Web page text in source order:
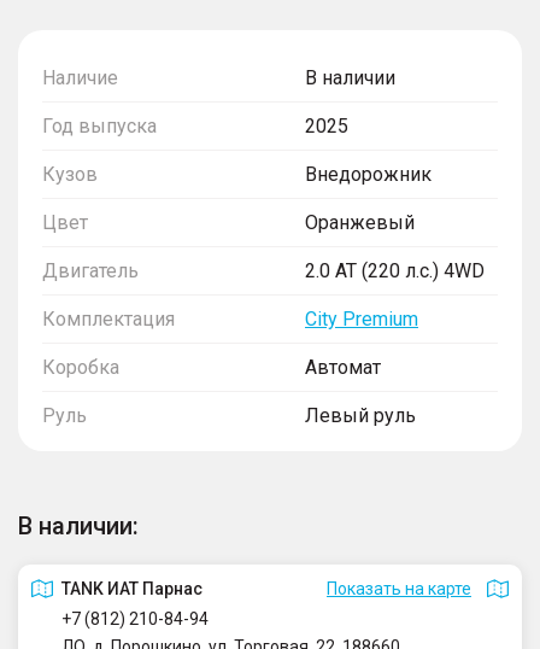
Наличие В наличии
Год выпуска 2025
Кузов Внедорожник
Цвет Оранжевый
Двигатель 2.0 AT (220 л.с.) 4WD
Комплектация City Premium
Коробка Автомат
Руль Левый руль
В наличии:
TANK ИАТ Парнас
Показать на карте
+7 (812) 210-84-94